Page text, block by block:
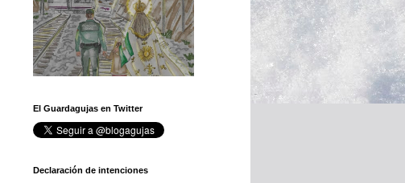
El Guardagujas en Twitter
Declaración de intenciones